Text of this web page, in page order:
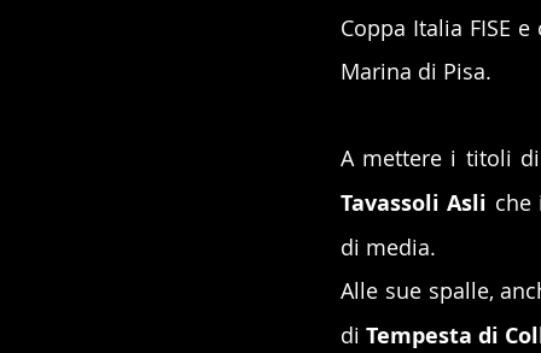
Coppa Italia FISE
Marina di Pisa.
A mettere i titoli di
Tavassoli Asli
di media.
Alle sue spalle,
di Tempesta di